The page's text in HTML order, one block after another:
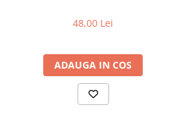
48,00 Lei
ADAUGA IN COS